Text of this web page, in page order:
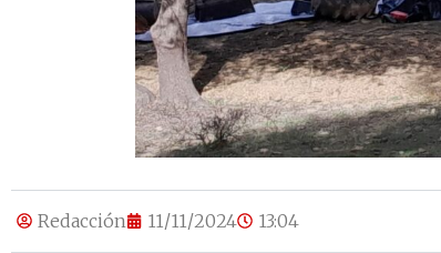
Redacción 11/11/2024 13:04